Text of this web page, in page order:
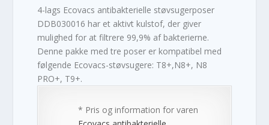
4-lags Ecovacs antibakterielle støvsugerposer
DDB030016 har et aktivt kulstof, der giver
mulighed for at filtrere 99,9% af bakterierne.
Denne pakke med tre poser er kompatibel med
følgende Ecovacs-støvsugere: T8+,N8+, N8
PRO+, T9+.
* Pris og information for varen